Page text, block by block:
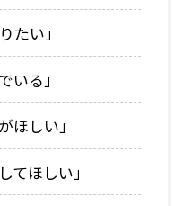
たい」
いる」
ほしい」
てほしい」